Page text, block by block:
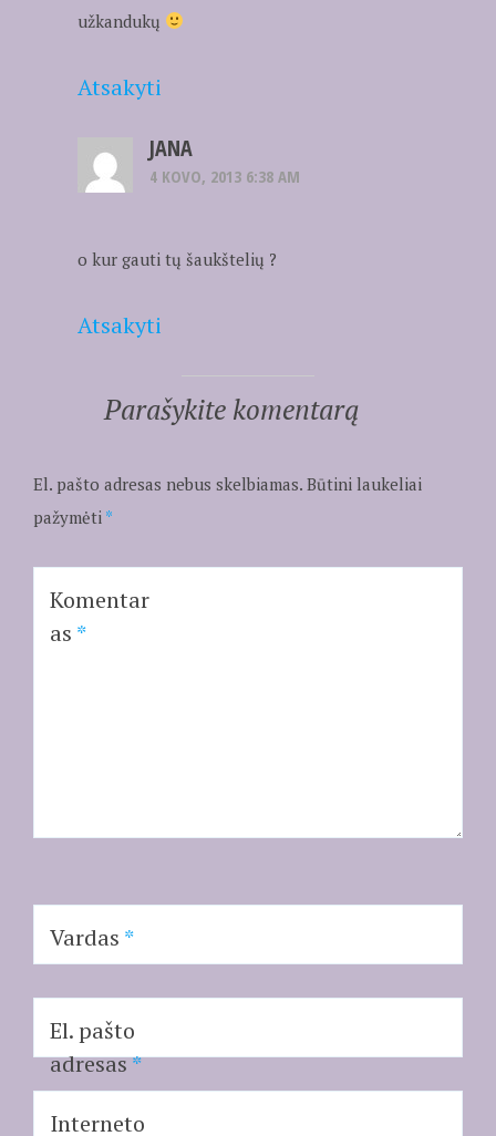
užkandukų
Atsakyti
JANA
4 KOVO, 2013 6:38 AM
o kur gauti tų šaukštelių ?
Atsakyti
Parašykite komentarą
El. pašto adresas nebus skelbiamas. Būtini laukeliai
pažymėti *
Komentar
as *
Vardas *
El. pašto
adresas*
Interneto